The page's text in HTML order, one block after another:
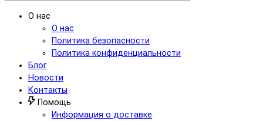
О нас
О нас
Политика безопасности
Политика конфиденциальности
Блог
Новости
Контакты
Помощь
Информация о доставке